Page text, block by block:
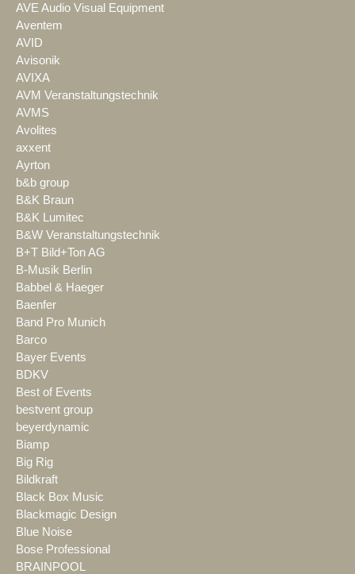
AVE Audio Visual Equipment
Aventem
AVID
Avisonik
AVIXA
AVM Veranstaltungstechnik
AVMS
Avolites
axxent
Ayrton
b&b group
B&K Braun
B&K Lumitec
B&W Veranstaltungstechnik
B+T Bild+Ton AG
B-Musik Berlin
Babbel & Haeger
Baenfer
Band Pro Munich
Barco
Bayer Events
BDKV
Best of Events
bestvent group
beyerdynamic
Biamp
Big Rig
Bildkraft
Black Box Music
Blackmagic Design
Blue Noise
Bose Professional
BRAINPOOL